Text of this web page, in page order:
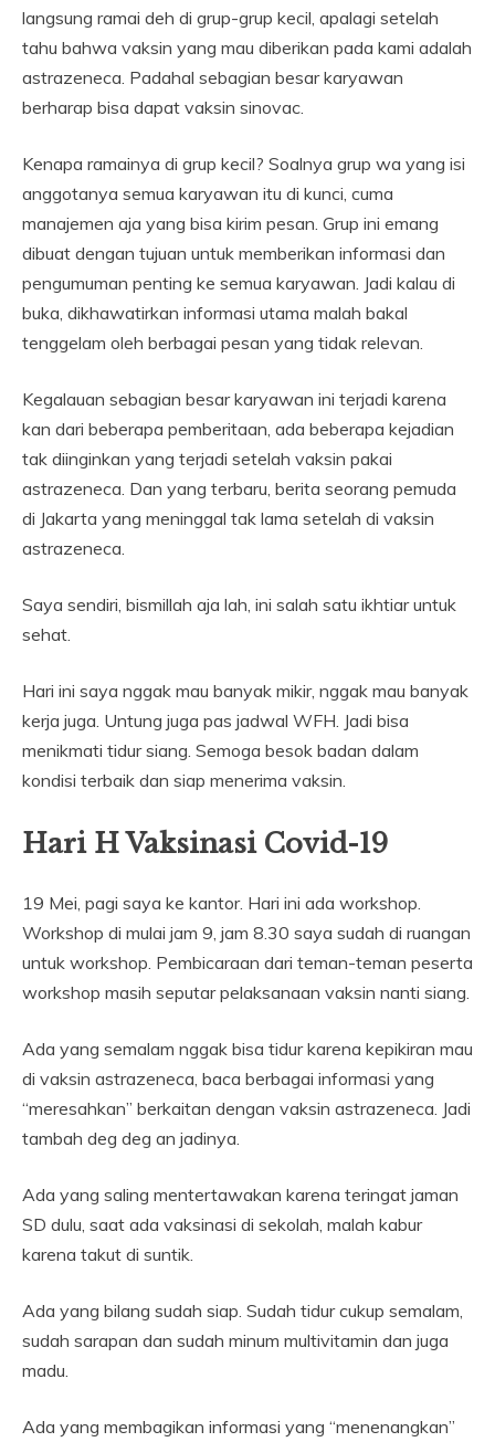
langsung ramai deh di grup-grup kecil, apalagi setelah
tahu bahwa vaksin yang mau diberikan pada kami adalah
astrazeneca. Padahal sebagian besar karyawan
berharap bisa dapat vaksin sinovac.
Kenapa ramainya di grup kecil? Soalnya grup wa yang isi
anggotanya semua karyawan itu di kunci, cuma
manajemen aja yang bisa kirim pesan. Grup ini emang
dibuat dengan tujuan untuk memberikan informasi dan
pengumuman penting ke semua karyawan. Jadi kalau di
buka, dikhawatirkan informasi utama malah bakal
tenggelam oleh berbagai pesan yang tidak relevan.
Kegalauan sebagian besar karyawan ini terjadi karena
kan dari beberapa pemberitaan, ada beberapa kejadian
tak diinginkan yang terjadi setelah vaksin pakai
astrazeneca. Dan yang terbaru, berita seorang pemuda
di Jakarta yang meninggal tak lama setelah di vaksin
astrazeneca.
Saya sendiri, bismillah aja lah, ini salah satu ikhtiar untuk
sehat.
Hari ini saya nggak mau banyak mikir, nggak mau banyak
kerja juga. Untung juga pas jadwal WFH. Jadi bisa
menikmati tidur siang. Semoga besok badan dalam
kondisi terbaik dan siap menerima vaksin.
Hari H Vaksinasi Covid-19
19 Mei, pagi saya ke kantor. Hari ini ada workshop.
Workshop di mulai jam 9, jam 8.30 saya sudah di ruangan
untuk workshop. Pembicaraan dari teman-teman peserta
workshop masih seputar pelaksanaan vaksin nanti siang.
Ada yang semalam nggak bisa tidur karena kepikiran mau
di vaksin astrazeneca, baca berbagai informasi yang
“meresahkan” berkaitan dengan vaksin astrazeneca. Jadi
tambah deg deg an jadinya.
Ada yang saling mentertawakan karena teringat jaman
SD dulu, saat ada vaksinasi di sekolah, malah kabur
karena takut di suntik.
Ada yang bilang sudah siap. Sudah tidur cukup semalam,
sudah sarapan dan sudah minum multivitamin dan juga
madu.
Ada yang membagikan informasi yang “menenangkan”